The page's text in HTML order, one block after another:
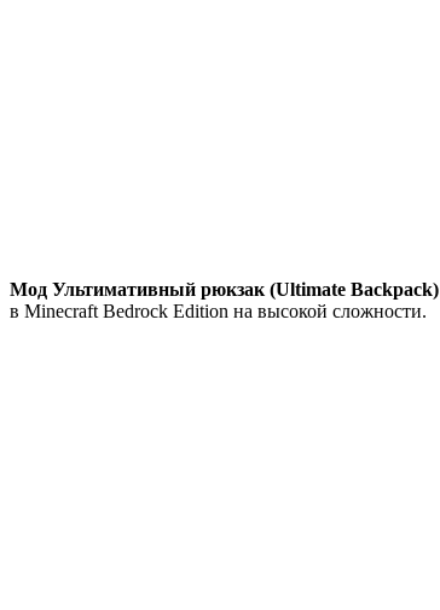
Мод Ультимативный рюкзак (Ultimate Backpack)
в Minecraft Bedrock Edition на высокой сложности.